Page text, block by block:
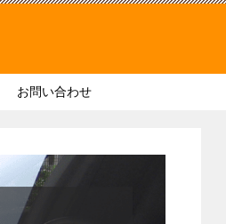
お問い合わせ